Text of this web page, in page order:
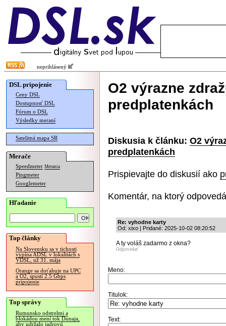
neprihlásený
DSL pripojenie
Ceny DSL
Dostupnosť DSL
Fórum o DSL
Výsledky meraní
Satelitná mapa SR
Merače
Speedmeter Merania
Pingmeter
Googlemeter
Hľadanie
Top články
Na Slovensku sa v tichosti
vypína ADSL v lokalitách s
VDSL, už 31. mája
Orange sa doťahuje na UPC
a O2, spustí 2.5 Gbps
pripojenie
Top správy
Rumunsko odstrelmi a
blokádou mení tok Dunaja,
aby udržalo jadrovú
O2 výrazne
predplatenkách
Diskusia k článku: O2
predplatenkách
Prispievajte do diskusií ako
Komentár, na ktorý
Re: vyhodne karty
Od: xixo | Pridané: 2025-10-02 08:20:52
A ty voláš zadarmo z okna?
Odpovedať
Meno:
Titulok:
Text: